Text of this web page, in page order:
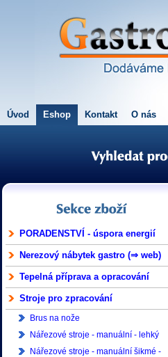
Úvod Eshop Kontakt O nás
PORADENSTVÍ - úspora energií
Nerezový nábytek gastro (⇒ web)
Tepelná příprava a opracování
Stroje pro zpracování
Brus na nože
Nářezové stroje - manuální - lehký
provoz
Nářezové stroje - manuální šikmé -